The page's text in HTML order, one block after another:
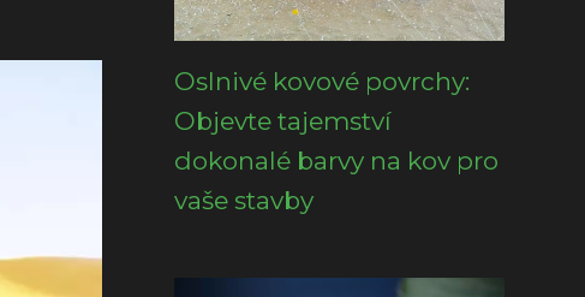
Oslnivé kovové povrchy:
Objevte tajemství
dokonalé barvy na kov pro
vaše stavby